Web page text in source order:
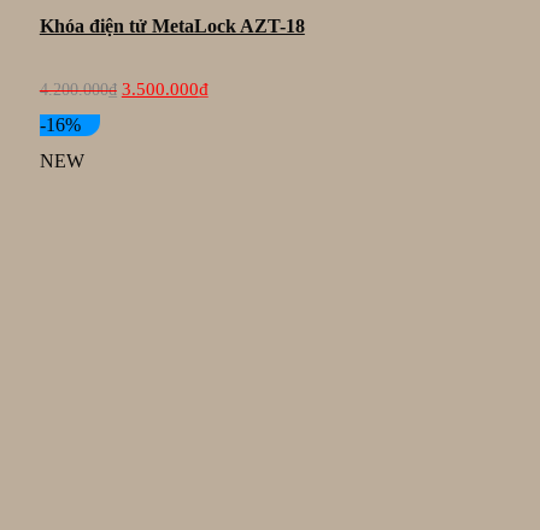
Khóa điện tử MetaLock AZT-18
4.200.000₫
Giá
gốc
3.500.000₫Giá
hiện
-16%
NEW